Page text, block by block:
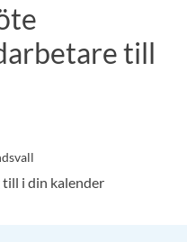
VälkomstbrevPersonal
till